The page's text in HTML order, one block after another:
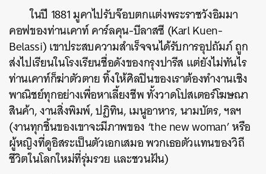
ในปี 1881 มูคาไปรับจ๊อบตกแต่งพระราชวังอิมมา
คอฟของท่านเคาท์ คาร์ลคุน-บีลาสซี (Karl Kuen-
Belassi) เขาประสบความสำเร็จจนได้รับการอุปถัมภ์ ถูก
ส่งไปเรียนในโรงเรียนชื่อดังของกรุงปารีส แต่ยังไม่ทันไร
ท่านเคาท์ก็ฆ่าตัวตาย ทิ้งให้ศิลปินของเราต้องทำงานเชิง
พาณิชย์ทุกอย่างเพื่อหาเลี้ยงชีพ ทั้งวาดโปสเตอร์โฆษณา
สินค้า, งานสิ่งพิมพ์, ปฏิทิน, เมนูอาหาร, นามบัตร, ฯลฯ
(งานทุกชิ้นของเขาจะมีภาพของ ‘the new woman’ หรือ
ผู้หญิงที่ดูอิสระเป็นตัวเอกเสมอ พวกเธอตัวแทนของวิถี
ชีวิตในโลกใหม่ที่รุ่มรวย และชวนฝัน)